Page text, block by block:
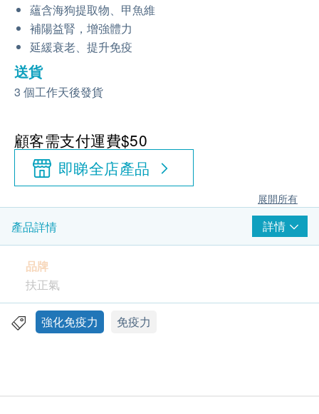
蘊含海狗提取物、甲魚維
補陽益腎，增強體力
延緩衰老、提升免疫
送貨
3 個工作天後發貨
顧客需支付運費$50
即睇全店產品
展開所有
產品詳情 詳情
品牌
扶正氣
包裝強化免疫力 免疫力